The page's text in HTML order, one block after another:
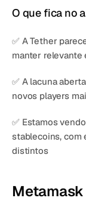
O que fica no
✅ A Tether
manter relevante
✅ A lacuna
novos players
✅ Estamos
stablecoins, com
distintos